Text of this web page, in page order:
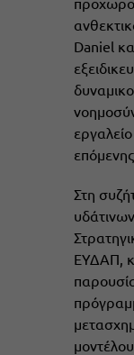
Daniel
Στη
ΕΥΔΑΠ,